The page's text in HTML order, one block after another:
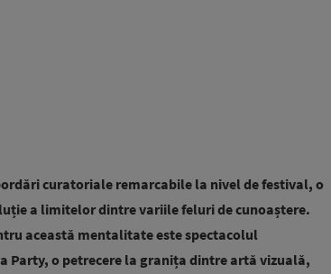
curatoriale remarcabile la nivel de festival, o
a limitelor dintre variile feluri de cunoaștere.
această mentalitate este spectacolul
Party, o petrecere la granița dintre artă vizuală,